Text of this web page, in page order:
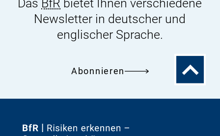
Das BfR bietet Ihnen verschiedene
Newsletter in deutscher und
englischer Sprache.
Abonnieren
Zum
Zur